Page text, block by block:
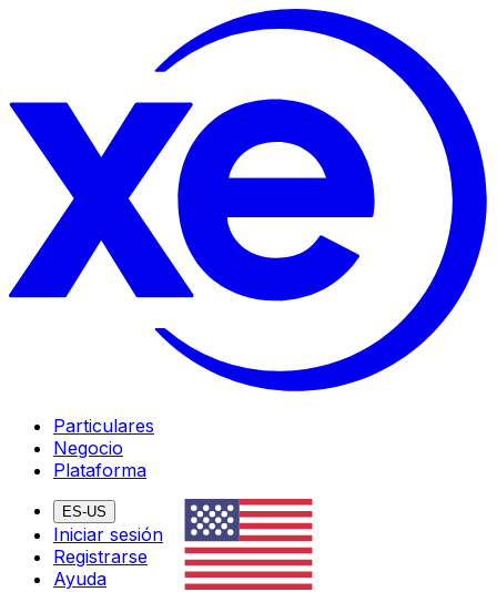
Particulares
Negocio
Plataforma
ES-US
Iniciar sesión
Registrarse
Ayuda